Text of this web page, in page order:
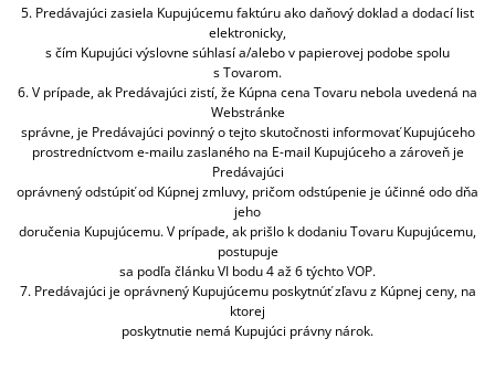
5. Predávajúci zasiela Kupujúcemu faktúru ako daňový doklad a dodací list
elektronicky,
s čím Kupujúci výslovne súhlasí a/alebo v papierovej podobe spolu
s Tovarom.
6. V prípade, ak Predávajúci zistí, že Kúpna cena Tovaru nebola uvedená na
Webstránke
správne, je Predávajúci povinný o tejto skutočnosti informovať Kupujúceho
prostredníctvom e-mailu zaslaného na E-mail Kupujúceho a zároveň je
Predávajúci
oprávnený odstúpiť od Kúpnej zmluvy, pričom odstúpenie je účinné odo dňa
jeho
doručenia Kupujúcemu. V prípade, ak prišlo k dodaniu Tovaru Kupujúcemu,
postupuje
sa podľa článku VI bodu 4 až 6 týchto VOP.
7. Predávajúci je oprávnený Kupujúcemu poskytnúť zľavu z Kúpnej ceny, na
ktorej
poskytnutie nemá Kupujúci právny nárok.